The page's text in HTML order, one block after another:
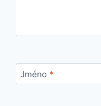
Jméno *